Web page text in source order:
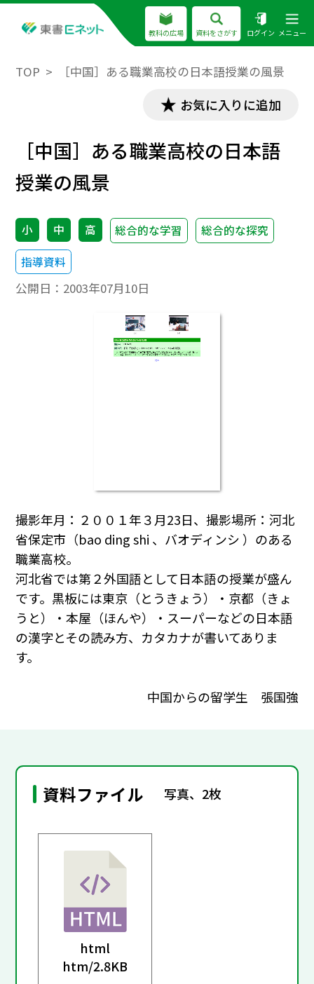
教科の広場 資料をさがす ログイン メニュー
TOP ［中国］ある職業高校の日本語授業の風景
お気に入りに追加
［中国］ある職業高校の日本語
授業の風景
小 中 高 総合的な学習
総合的な探究
指導資料
公開日： 2003年07月10日
撮影年月：２００１年３月23日、撮影場所：河北
省保定市（bao ding shi 、バオディンシ ）のある
職業高校。
河北省では第２外国語として日本語の授業が盛ん
です。黒板には東京（とうきょう）・京都（きょ
うと）・本屋（ほんや）・スーパーなどの日本語
の漢字とその読み方、カタカナが書いてありま
す。
中国からの留学生 張国強
資料ファイル 写真、2枚
html
htm/2.8KB